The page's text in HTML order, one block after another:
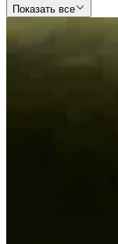
Показать все